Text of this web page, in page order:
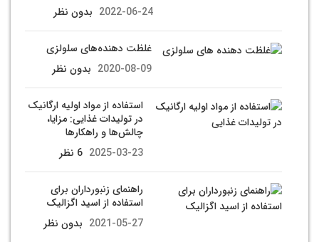
2022-06-24 بدون نظر
غلظت دهنده‌های سلولزی
2020-08-09 بدون نظر
استفاده از مواد اولیه ارگانیک
در تولیدات غذایی: مزایا،
چالش‌ها و راهکارها
2025-03-23 6 نظر
راهنمای زنبورداران برای
استفاده از اسید اگزالیک
2021-05-27 بدون نظر